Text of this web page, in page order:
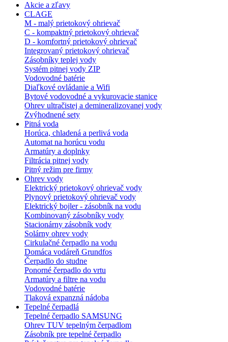
Akcie a zľavy
CLAGE
M - malý prietokový ohrievač
C - kompaktný prietokový ohrievač
D - komfortný prietokový ohrievač
Integrovaný prietokový ohrievač
Zásobníky teplej vody
Systém pitnej vody ZIP
Vodovodné batérie
Diaľkové ovládanie a Wifi
Bytové vodovodné a vykurovacie stanice
Ohrev ultračistej a demineralizovanej vody
Zvýhodnené sety
Pitná voda
Horúca, chladená a perlivá voda
Automat na horúcu vodu
Armatúry a doplnky
Filtrácia pitnej vody
Pitný režim pre firmy
Ohrev vody
Elektrický prietokový ohrievač vody
Plynový prietokový ohrievač vody
Elektrický bojler - zásobník na vodu
Kombinovaný zásobníky vody
Stacionárny zásobník vody
Solárny ohrev vody
Cirkulačné čerpadlo na vodu
Domáca vodáreň Grundfos
Čerpadlo do studne
Ponorné čerpadlo do vrtu
Armatúry a filtre na vodu
Vodovodné batérie
Tlaková expanzná nádoba
Tepelné čerpadlá
Tepelné čerpadlo SAMSUNG
Ohrev TUV tepelným čerpadlom
Zásobník pre tepelné čerpadlo